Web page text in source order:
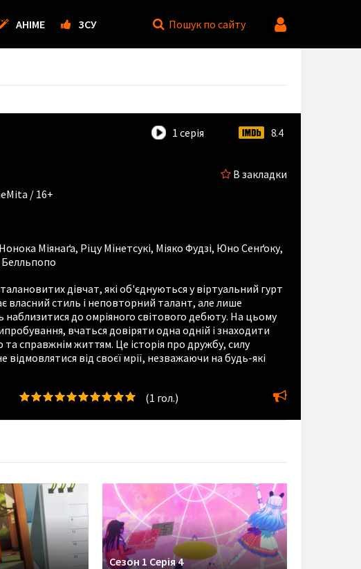
АНІМЕ ЗСУ Пошук по сайту
1 серія 8.4
В закладки
/ 16+
Нонока Міянаґа, Ріцу Мінетсукі, Міяко Фудзі, Юно Сенґоку,
Белльпопо
дівчат, які об'єднуються у віртуальний гурт
власний стиль і неповторний талант, але лише
до омріяного світового дебюту. На цьому
вчаться довіряти одна одній і знаходити
справжнім життям. Це історія про дружбу, силу
відмовлятися від своєї мрії, незважаючи на будь-які
(1 гол.)
Сезон 1 Серія 4